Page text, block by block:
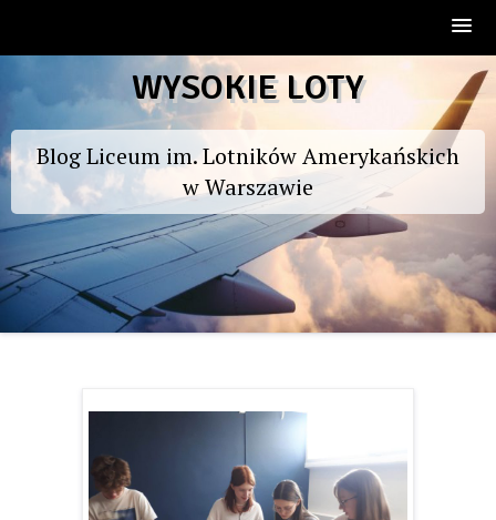
to
WYSOKIE LOTY
Blog Liceum im. Lotników Amerykańskich
w Warszawie